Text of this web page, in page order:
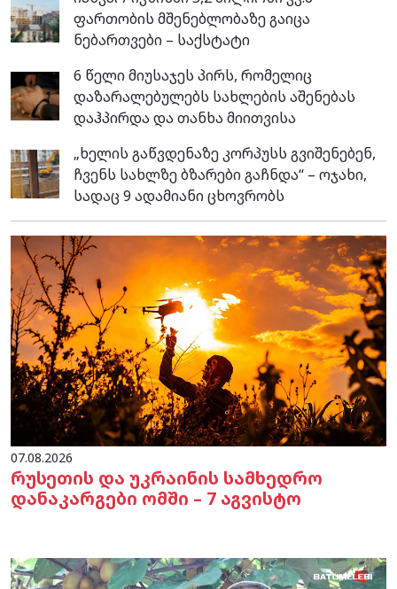
ფართობის მშენებლობაზე გაიცა
ნებართვები – საქსტატი
6 წელი მიუსაჯეს პირს, რომელიც
დაზარალებულებს სახლების აშენებას
დაჰპირდა და თანხა მიითვისა
„ხელის გაწვდენაზე კორპუსს გვიშენებენ,
ჩვენს სახლზე ბზარები გაჩნდა“ – ოჯახი,
სადაც 9 ადამიანი ცხოვრობს
07.08.2026
რუსეთის და უკრაინის სამხედრო
დანაკარგები ომში – 7 აგვისტო